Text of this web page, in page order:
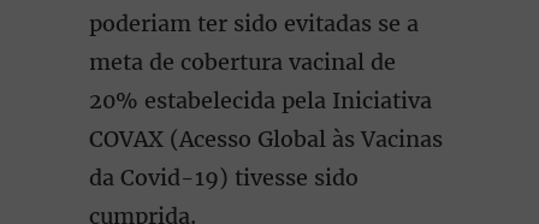
poderiam ter sido evitadas se a
meta de cobertura vacinal de
20% estabelecida pela Iniciativa
COVAX (Acesso Global às Vacinas
da Covid-19) tivesse sido
cumprida.